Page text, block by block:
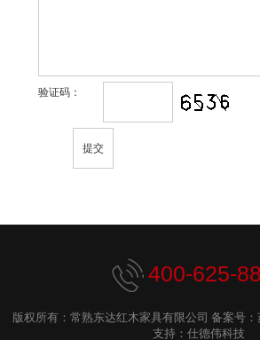
验证码：
400-625-
版权所有：常熟东达红木家具有限公司 备案号：
支持：仕德伟科技